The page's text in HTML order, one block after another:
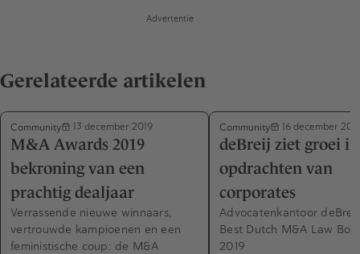
Advertentie
Gerelateerde artikelen
Community 13 december 2019
M&A Awards 2019
bekroning van een
prachtig dealjaar
Verrassende nieuwe winnaars,
vertrouwde kampioenen en een
feministische coup: de M&A
Community 16 december
deBreij ziet groei in
opdrachten van
corporates
Advocatenkantoor
Best Dutch M&A Law
2019